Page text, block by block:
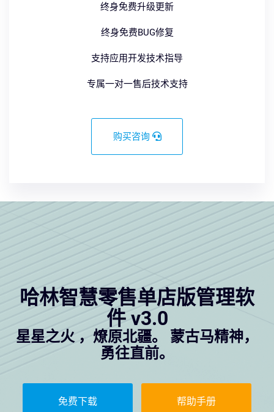
终身免费升级更新
终身免费BUG修复
支持应用开发技术指导
专属一对一售后技术支持
购买咨询
哈林智慧零售单店版管理软
件 v3.0
星星之火 ，燎原北疆。 蒙古马精神，
勇往直前。
免费下载 帮助手册